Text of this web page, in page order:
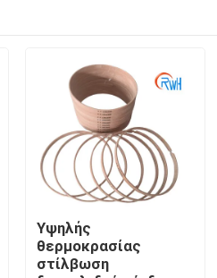
Υψηλής
θερμοκρασίας
στίλβωση